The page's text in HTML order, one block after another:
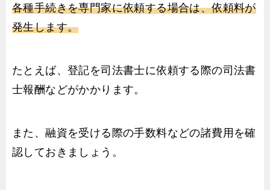
各種手続きを専門家に依頼する場合は、依頼料が
発生します。
たとえば、登記を司法書士に依頼する際の司法書
士報酬などがかかります。
また、融資を受ける際の手数料などの諸費用を確
認しておきましょう。